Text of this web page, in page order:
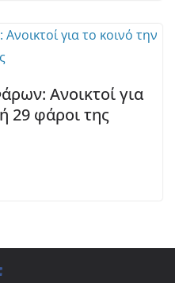
Ανοικτοί για
29 φάροι της